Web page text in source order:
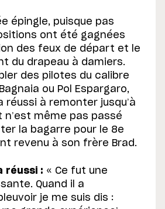
épingle, puisque pas
ont été gagnées
des feux de départ et le
du drapeau à damiers.
des pilotes du calibre
ou Pol Espargaro,
réussi à remonter jusqu’à
n’est même pas passé
la bagarre pour le 8e
revenu à son frère Brad.
réussi : « Ce fut une
Quand il a
je me suis dis :